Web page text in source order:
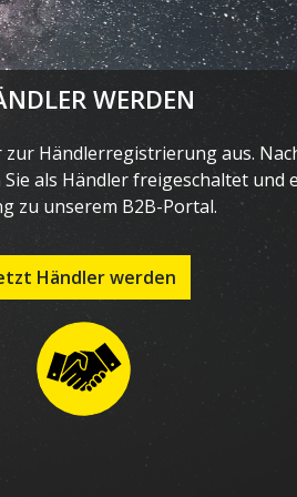
WERDEN
zur Händlerregistrierung aus.
als Händler freigeschaltet und
zu unserem B2B-Portal.
Händler werden